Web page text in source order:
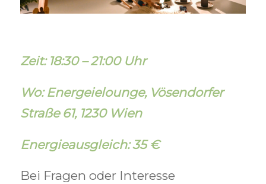
Zeit: 18:30 – 21:00 Uhr
Wo: Energeielounge, Vösendorfer
Straße 61, 1230 Wien
Energieausgleich: 35 €
Bei Fragen oder Interesse